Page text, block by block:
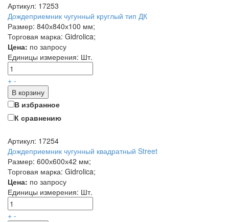
Артикул: 17253
Дождеприемник чугунный круглый тип ДК
Размер: 840х840х100 мм;
Торговая марка: Gidrolica;
Цена: по запросу
Единицы измерения: Шт.
+ -
В корзину
В избранное
К сравнению
Артикул: 17254
Дождеприемник чугунный квадратный Street
Размер: 600х600х42 мм;
Торговая марка: Gidrolica;
Цена: по запросу
Единицы измерения: Шт.
+ -